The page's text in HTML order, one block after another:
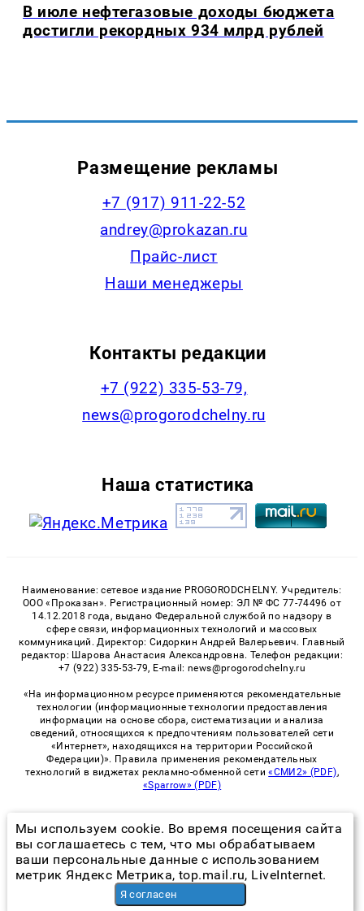
В июле нефтегазовые доходы бюджета
достигли рекордных 934 млрд рублей
Размещение рекламы
+7 (917) 911-22-52
andrey@prokazan.ru
Прайс-лист
Наши менеджеры
Контакты редакции
+7 (922) 335-53-79,
news@progorodchelny.ru
Наша статистика
Наименование: сетевое издание PROGORODCHELNY. Учредитель:
ООО «Проказан». Регистрационный номер: ЭЛ № ФС 77-74496 от
14.12.2018 года, выдано Федеральной службой по надзору в
сфере связи, информационных технологий и массовых
коммуникаций. Директор: Сидоркин Андрей Валерьевич. Главный
редактор: Шарова Анастасия Александровна. Телефон редакции:
+7 (922) 335-53-79, E-mail: news@progorodchelny.ru
«На информационном ресурсе применяются рекомендательные
технологии (информационные технологии предоставления
информации на основе сбора, систематизации и анализа
сведений, относящихся к предпочтениям пользователей сети
«Интернет», находящихся на территории Российской
Федерации)». Правила применения рекомендательных
технологий в виджетах рекламно-обменной сети«СМИ2» (PDF),
«Sparrow» (PDF)
© 2026 «PROGorodChelny» | Все права защищены
Возрастная категория сайта 16+
Политика конфиденциальности
Мы используем cookie. Во время посещения сайта
вы соглашаетесь с тем, что мы обрабатываем
ваши персональные данные с использованием
метрик Яндекс Метрика, top.mail.ru, LiveInternet.
Я согласен